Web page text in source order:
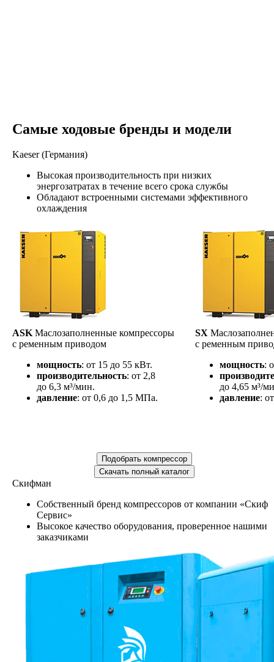
Самые ходовые бренды и модели
Kaeser (Германия)
Высокая производительность при низких
энергозатратах в течение всего срока службы
Обладают встроенными системами эффективного
охлаждения
ASK Маслозаполненные компрессоры
с ременным приводом
мощность: от 15 до 55 кВт.
производительность: от 2,8
до 6,3 м³/мин.
давление: от 0,6 до 1,5 МПа.
SX
с ременным
мощность:
до 4,65 м³/
давление:
Подобрать компрессор
Скачать полный каталог
Скифман
Собственный бренд компрессоров от компании «Скиф
Сервис»
Высокое качество оборудования, проверенное нашими
заказчиками